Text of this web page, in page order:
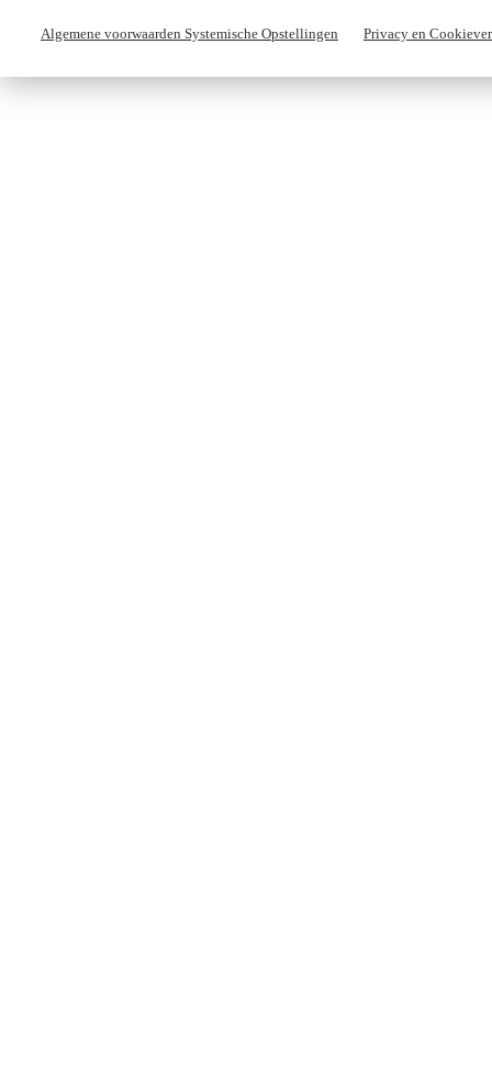
Algemene voorwaarden Systemische Opstellingen Privacy en